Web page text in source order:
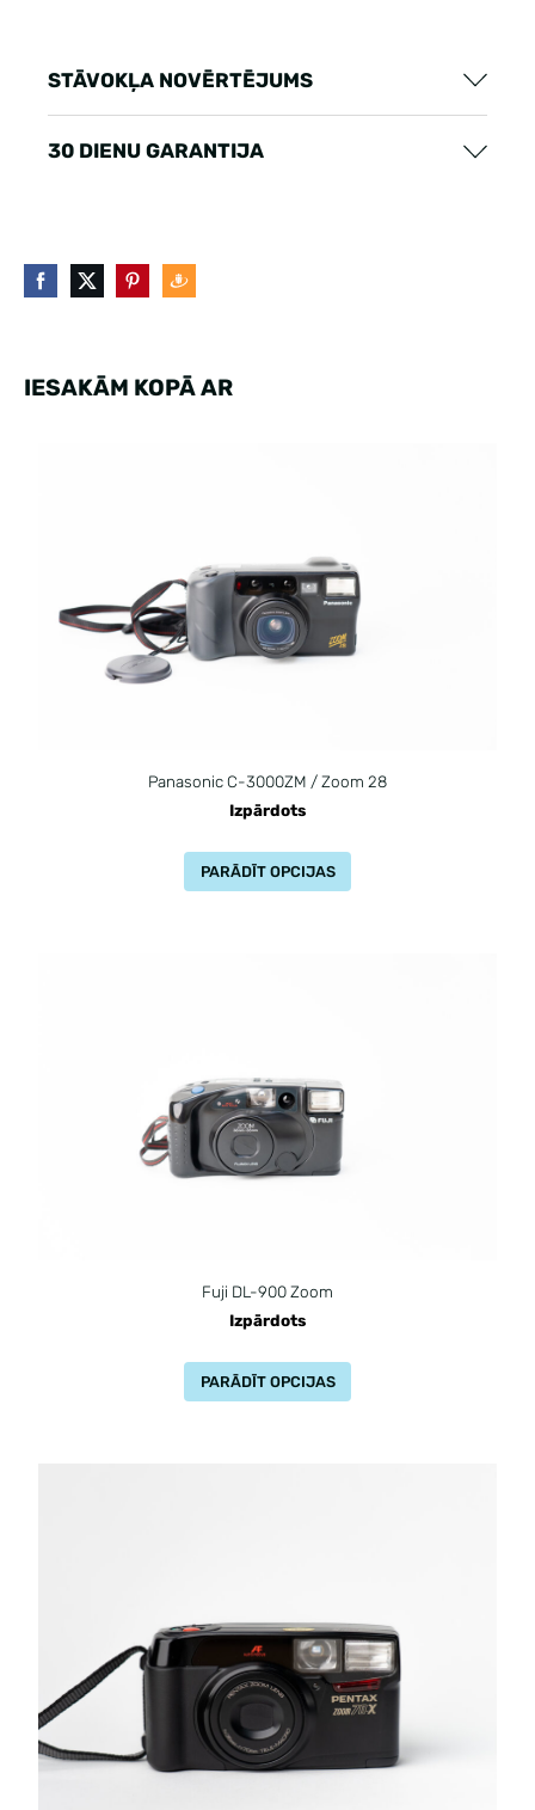
STĀVOKĻA NOVĒRTĒJUMS
30 DIENU GARANTIJA
IESAKĀM KOPĀ AR
Panasonic C-3000ZM / Zoom 28
Izpārdots
PARĀDĪT OPCIJAS
Fuji DL-900 Zoom
Izpārdots
PARĀDĪT OPCIJAS